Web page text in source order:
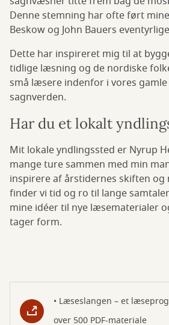
Denne stemning har ofte ført
Beskow og John Bauers
Dette har inspireret mig til at
tidlige læsning og de nordiske
små læsere indenfor i vores
sagnverden.
Har du et lokalt
Mit lokale yndlingssted er Nyrup
mange ture sammen med min
inspirere af årstidernes skiften
finder vi tid og ro til lange
mine idéer til nye læsematerialer
tager form.
• Læseslangen – et
over 500 PDF-materiale